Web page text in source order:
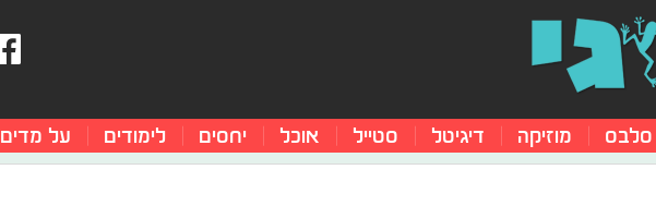
סלבס מוזיקה דיגיטל סטייל אוכל יחסים לימודים על מדים